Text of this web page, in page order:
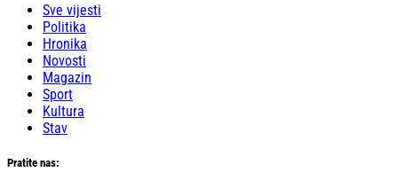
Sve vijesti
Politika
Hronika
Novosti
Magazin
Sport
Kultura
Stav
Pratite nas: